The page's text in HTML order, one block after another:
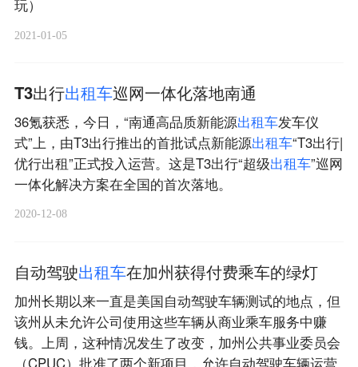
玩）
2021-01-05
T3出行出租车巡网一体化落地南通
36氪获悉，今日，“南通高品质新能源出租车发车仪
式”上，由T3出行推出的首批试点新能源出租车“T3出行|
优行出租”正式投入运营。这是T3出行“超级出租车”巡网
一体化解决方案在全国的首次落地。
2020-12-08
自动驾驶出租车在加州获得付费乘车的绿灯
加州长期以来一直是美国自动驾驶车辆测试的地点，但
该州从未允许公司使用这些车辆从商业乘车服务中赚
钱。上周，这种情况发生了改变，加州公共事业委员会
（CPUC）批准了两个新项目，允许自动驾驶车辆运营